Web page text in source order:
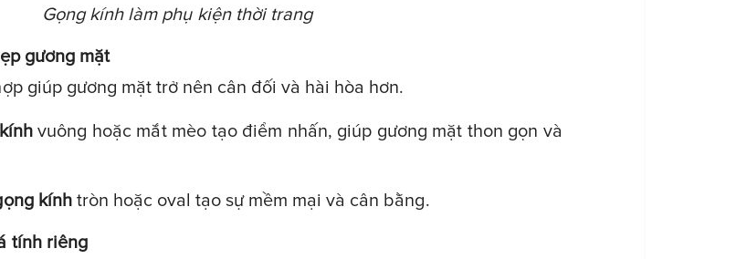
Gọng kính làm phụ kiện thời trang
gương mặt
giúp gương mặt trở nên cân đối và hài hòa hơn.
vuông hoặc mắt mèo tạo điểm nhấn, giúp gương mặt thon gọn và
kínhtròn hoặc oval tạo sự mềm mại và cân bằng.
tính riêng